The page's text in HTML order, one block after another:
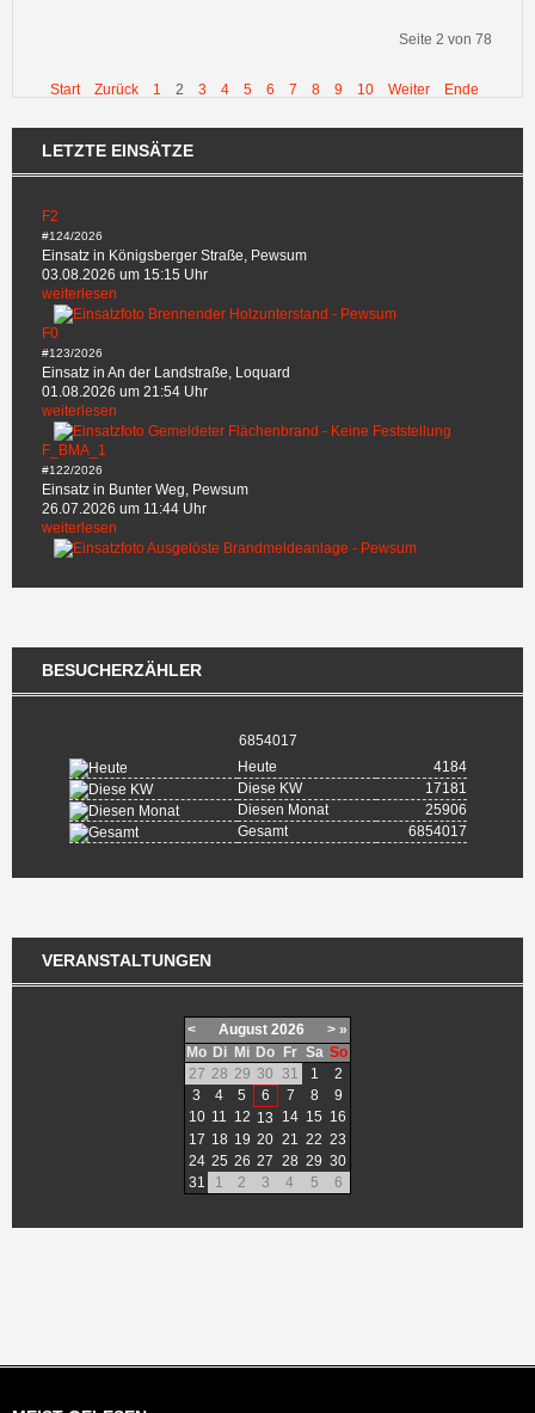
Seite 2 von 78
Start Zurück 1 2 3 4 5 6 7 8 9 10 Weiter Ende
LETZTE EINSÄTZE
F2
#124/2026
Einsatz in Königsberger Straße, Pewsum
03.08.2026 um 15:15 Uhr
weiterlesen
F0
#123/2026
Einsatz in An der Landstraße, Loquard
01.08.2026 um 21:54 Uhr
weiterlesen
F_BMA_1
#122/2026
Einsatz in Bunter Weg, Pewsum
26.07.2026 um 11:44 Uhr
weiterlesen
BESUCHERZÄHLER
6854017
Heute
4184
Diese KW
17181
Diesen Monat
25906
Gesamt
6854017
VERANSTALTUNGEN
< August 2026 > »
Mo Di Mi Do Fr Sa So
27 28 29 30 31 1
2
3
4 5 6 7 8
9
10 11 12 13 14 15 16
17 18 19 20 21 22 23
24 25 26 27 28 29 30
31
1 2 3 4 5 6